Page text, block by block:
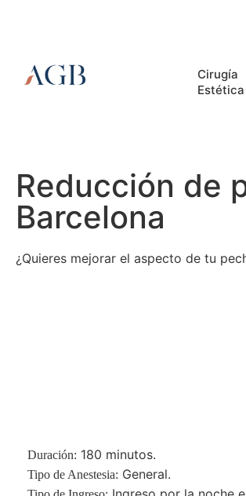
Cirugía
Reducción de
Barcelona
¿Quieres mejorar el aspecto de tu
Duración: 180 minutos.
Tipo de Anestesia: General.